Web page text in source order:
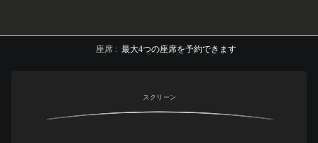
座席 : 最大4つの座席を予約できます
スクリーン